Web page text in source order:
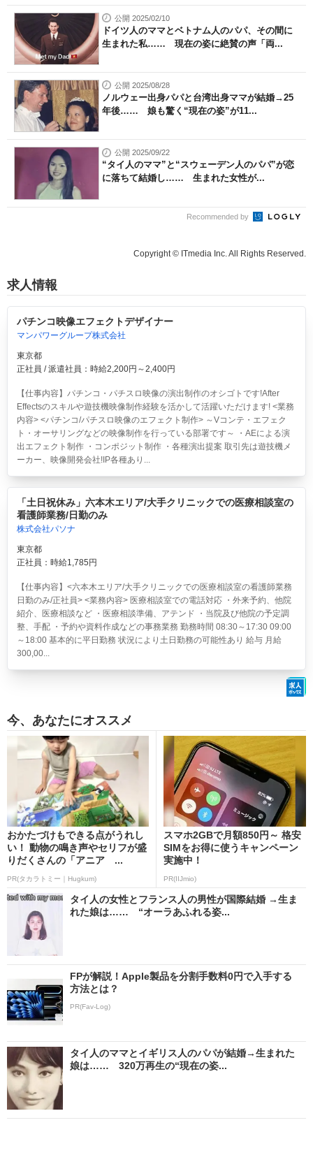
公開 2025/02/10
ドイツ人のママとベトナム人のパパ、その間に
生まれた私…… 現在の姿に絶賛の声「両...
公開 2025/08/28
ノルウェー出身パパと台湾出身ママが結婚→25
年後…… 娘も驚く“現在の姿”が11...
公開 2025/09/22
“タイ人のママ”と“スウェーデン人のパパ”が恋
に落ちて結婚し…… 生まれた女性が...
Recommended by
Copyright © ITmedia Inc. All Rights Reserved.
求人情報
パチンコ映像エフェクトデザイナー
マンパワーグループ株式会社
東京都
正社員 / 派遣社員：時給2,200円～2,400円
【仕事内容】パチンコ・パチスロ映像の演出制作のオシゴトです!After
Effectsのスキルや遊技機映像制作経験を活かして活躍いただけます! <業務
内容> <パチンコ/パチスロ映像のエフェクト制作> ～Vコンテ・エフェク
ト・オーサリングなどの映像制作を行っている部署です～ ・AEによる演
出エフェクト制作 ・コンポジット制作 ・各種演出提案 取引先は遊技機メ
ーカー、映像開発会社!IP各種あり...
「土日祝休み」六本木エリア/大手クリニックでの医療相談室の
看護師業務/日勤のみ
株式会社パソナ
東京都
正社員：時給1,785円
【仕事内容】<六本木エリア/大手クリニックでの医療相談室の看護師業務
日勤のみ/正社員> <業務内容> 医療相談室での電話対応 ・外来予約、他院
紹介、医療相談など ・医療相談準備、アテンド ・当院及び他院の予定調
整、手配 ・予約や資料作成などの事務業務 勤務時間 08:30～17:30 09:00
～18:00 基本的に平日勤務 状況により土日勤務の可能性あり 給与 月給
300,00...
今、あなたにオススメ
おかたづけもできる点がうれし
い！ 動物の鳴き声やセリフが盛
りだくさんの「アニア ...
PR(タカラトミー｜Hugkum)
スマホ2GBで月額850円～ 格安
SIMをお得に使うキャンペーン
実施中！
PR(IIJmio)
タイ人の女性とフランス人の男性が国際結婚 →生ま
れた娘は…… “オーラあふれる姿...
FPが解説！Apple製品を分割手数料0円で入手する
方法とは？
PR(Fav-Log)
タイ人のママとイギリス人のパパが結婚→生まれた
娘は…… 320万再生の“現在の姿...